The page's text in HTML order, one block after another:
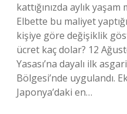
kattığınızda aylık
Elbette bu maliyet
kişiye göre değişiklik
ücret kaç dolar? 12
Yasası’na dayalı ilk
Bölgesi’nde uygulandı.
Japonya’daki en…